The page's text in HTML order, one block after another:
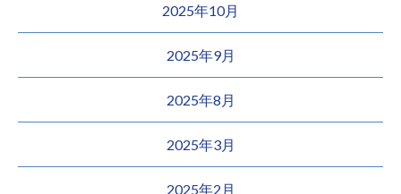
2025年10月
2025年9月
2025年8月
2025年3月
2025年2月